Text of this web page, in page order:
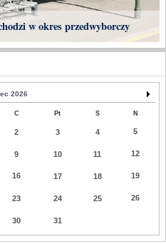
w okres przedwyborczy
2026
C Pt S N
2 3 4 5
9 10 11 12
16 17 18 19
23 24 25 26
30 31